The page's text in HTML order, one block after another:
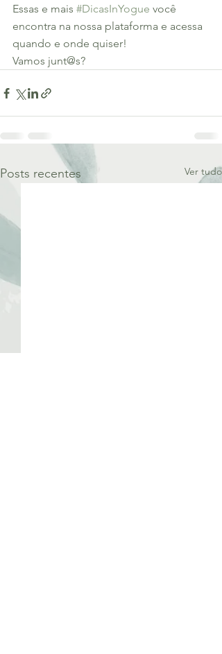
Essas e mais #DicasInYogue você
encontra na nossa plataforma e acessa
quando e onde quiser!
Vamos junt@s?
Posts recentes Ver tudo